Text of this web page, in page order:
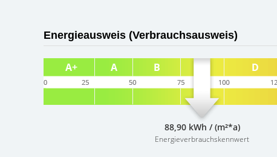
Energieausweis (Verbrauchsausweis)
88,90 kWh / (m²*a)
Energieverbrauchskennwert